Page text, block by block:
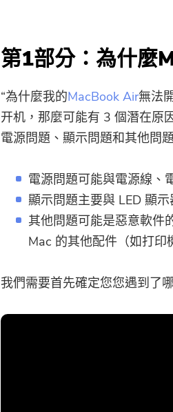
第1部分：為什麼
“為什麼我的MacBook Air無法
开机，那麼可能有 3 個潛在原
電源問題、顯示問題和其他問
電源問題可能與電源線、
顯示問題主要與 LED 顯
其他問題可能是惡意軟件
Mac 的其他配件（如打印
我們需要首先確定您您遇到了